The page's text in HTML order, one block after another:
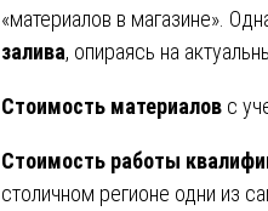
«материалов в магазине».
залива, опираясь на
Стоимость материалов с
Стоимость работы
столичном регионе одни из